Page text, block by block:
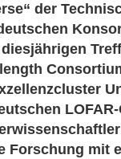
der
Forschung mit